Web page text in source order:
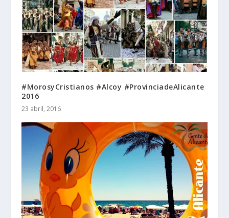
#MorosyCristianos #Alcoy #ProvinciadeAlicante
2016
23 abril, 2016